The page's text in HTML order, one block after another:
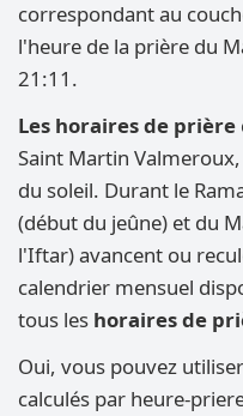
correspondant au
l'heure de la prière du
21:11.
Les horaires de prière
Saint Martin
du soleil. Durant le
(début du jeûne) et du
l'Iftar) avancent ou
calendrier mensuel
tous les horaires de
Oui, vous pouvez
calculés par heure-